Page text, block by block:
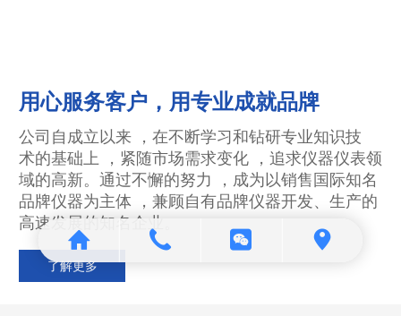
用心服务客户，用专业成就品牌
公司自成立以来 ，在不断学习和钻研专业知识技
术的基础上 ，紧随市场需求变化 ，追求仪器仪表领
域的高新。通过不懈的努力 ，成为以销售国际知名
品牌仪器为主体 ，兼顾自有品牌仪器开发、生产的
高速发展的知名企业。
了解更多